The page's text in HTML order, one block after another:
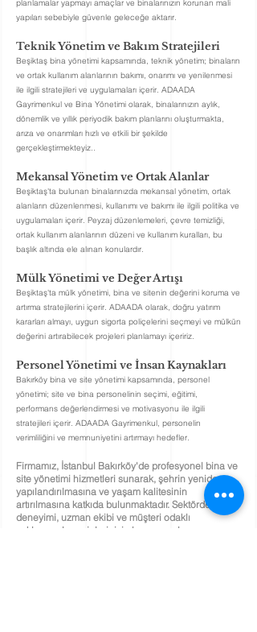
planlamalar yapmayı amaçlar ve binalarınızın korunan mali
yapıları sebebiyle güvenle geleceğe aktarır.
Teknik Yönetim ve Bakım Stratejileri
Beşiktaş bina yönetimi kapsamında, teknik yönetim; binaların
ve ortak kullanım alanlarının bakımı, onarımı ve yenilenmesi
ile ilgili stratejileri ve uygulamaları içerir. ADAADA
Gayrimenkul ve Bina Yönetimi olarak, binalarınızın aylık,
dönemlik ve yıllık periyodik bakım planlarını oluşturmakta,
arıza ve onarımları hızlı ve etkili bir şekilde
gerçekleştirmekteyiz..
Mekansal Yönetim ve Ortak Alanlar
Beşiktaş'ta bulunan binalarınızda mekansal yönetim, ortak
alanların düzenlenmesi, kullanımı ve bakımı ile ilgili politika ve
uygulamaları içerir. Peyzaj düzenlemeleri, çevre temizliği,
ortak kullanım alanlarının düzeni ve kullanım kuralları, bu
başlık altında ele alınan konulardır.
Mülk Yönetimi ve Değer Artışı
Beşiktaş'ta mülk yönetimi, bina ve sitenin değerini koruma ve
artırma stratejilerini içerir. ADAADA olarak, doğru yatırım
kararları almayı, uygun sigorta poliçelerini seçmeyi ve mülkün
değerini artırabilecek projeleri planlamayı içeririz.
Personel Yönetimi ve İnsan Kaynakları
Bakırköy bina ve site yönetimi kapsamında, personel
yönetimi; site ve bina personelinin seçimi, eğitimi,
performans değerlendirmesi ve motivasyonu ile ilgili
stratejileri içerir. ADAADA Gayrimenkul, personelin
verimliliğini ve memnuniyetini artırmayı hedefler.
Firmamız, İstanbul Bakırköy'de profesyonel bina ve
site yönetimi hizmetleri sunarak, şehrin yeniden
yapılandırılmasına ve yaşam kalitesinin
artırılmasına katkıda bulunmaktadır. Sektördeki
deneyimi, uzman ekibi ve müşteri odaklı
yaklaşımıyla projelerinizin başarıya ulaşmasını